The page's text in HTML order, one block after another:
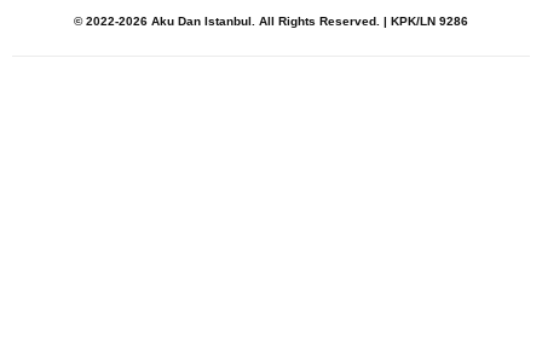
© 2022-2026 Aku Dan Istanbul. All Rights Reserved. | KPK/LN 9286